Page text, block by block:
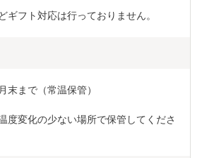
ギフト対応は行っておりません。
末まで（常温保管）
度変化の少ない場所で保管してくださ